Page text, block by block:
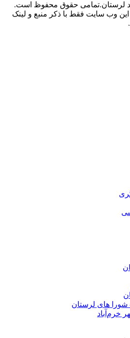
این وب سایت فقط با ذکر منبع و لینک
شورا های لرستان
خرم‌آباد